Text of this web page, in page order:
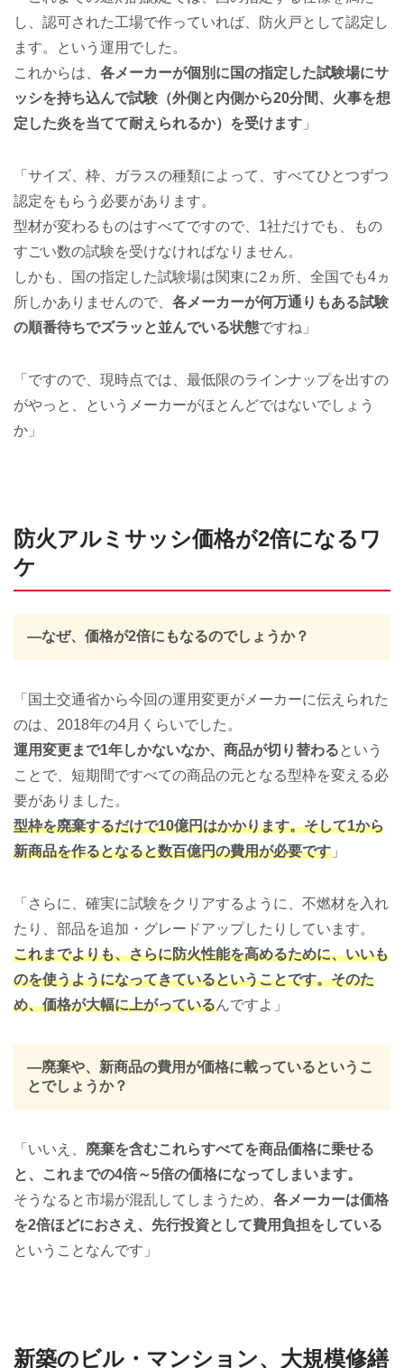
し、認可された工場で作っていれば、防火戸として認定し
ます。という運用でした。
これからは、 各メーカーが個別に国の指定した試験場にサ
ッシを持ち込んで試験（外側と内側から20分間、火事を想
定した炎を当てて耐えられるか）を受けます 」
「サイズ、枠、ガラスの種類によって、すべてひとつずつ
認定をもらう必要があります。
型材が変わるものはすべてですので、1社だけでも、もの
すごい数の試験を受けなければなりません。
しかも、国の指定した試験場は関東に2ヵ所、全国でも4ヵ
所しかありませんので、 各メーカーが何万通りもある試験
の順番待ちでズラッと並んでいる状態ですね」
「ですので、現時点では、最低限のラインナップを出すの
がやっと、というメーカーがほとんどではないでしょう
か」
防火アルミサッシ価格が2倍になるワ
ケ
―なぜ、価格が2倍にもなるのでしょうか？
「国土交通省から今回の運用変更がメーカーに伝えられた
のは、2018年の4月くらいでした。
運用変更まで1年しかないなか、商品が切り替わるという
ことで、短期間ですべての商品の元となる型枠を変える必
要がありました。
型枠を廃棄するだけで10億円はかかります。そして1から
新商品を作るとなると数百億円の費用が必要です 」
「さらに、確実に試験をクリアするように、不燃材を入れ
たり、部品を追加・グレードアップしたりしています。
これまでよりも、さらに防火性能を高めるために、いいも
のを使うようになってきているということです。そのた
め、価格が大幅に上がっているんですよ」
―廃棄や、新商品の費用が価格に載っているというこ
とでしょうか？
「いいえ、 廃棄を含むこれらすべてを商品価格に乗せる
と、これまでの4倍～5倍の価格になってしまいます。
そうなると市場が混乱してしまうため、 各メーカーは価格
を2倍ほどにおさえ、先行投資として費用負担をしている
ということなんです」
新築のビル・マンション、大規模修繕